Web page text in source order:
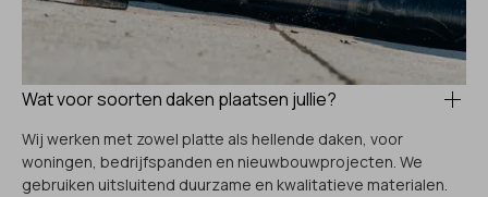
Wat voor soorten daken plaatsen jullie?
Wij werken met zowel platte als hellende daken, voor
woningen, bedrijfspanden en nieuwbouwprojecten. We
gebruiken uitsluitend duurzame en kwalitatieve materialen.